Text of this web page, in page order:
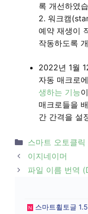
록 개선하였
2. 워크캠
예약 재생이
작동하도록
2022년 1월
자동 매크로
생하는 기능
매크로들을
간 간격을 설
Categories
스마트 오토클릭
Post
navigation
이지네이머
파일 이름 번역
N
스마트휠토글